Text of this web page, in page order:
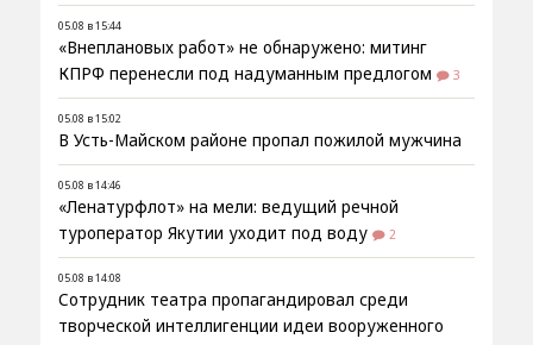
05.08 в 15:44
«Внеплановых работ» не обнаружено: митинг
КПРФ перенесли под надуманным предлогом
3
05.08 в 15:02
В Усть-Майском районе пропал пожилой мужчина
05.08 в 14:46
«Ленатурфлот» на мели: ведущий речной
туроператор Якутии уходит под воду
2
05.08 в 14:08
Сотрудник театра пропагандировал среди
творческой интеллигенции идеи вооруженного